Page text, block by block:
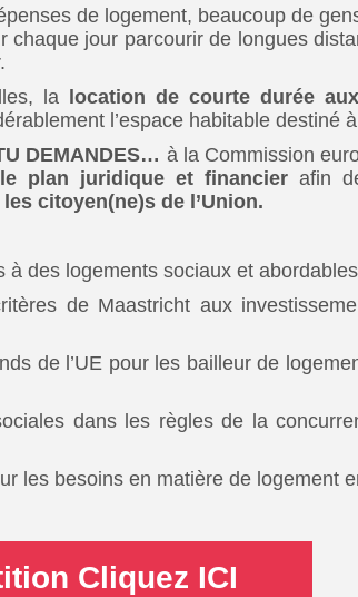
de logement, beaucoup de
chaque jour parcourir de longues
la
location de courte durée
l’espace habitable destiné
DEMANDES… à la Commission
plan juridique et financier afin
citoyen(ne)s de l’Union.
à des logements sociaux et
de Maastricht aux
de l’UE pour les bailleur de
dans les règles de la
les besoins en matière de logement
Cliquez ICI